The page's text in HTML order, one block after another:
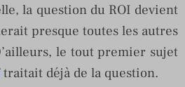
la question du ROI devient
presque toutes les autres
le tout premier sujet
traitait déjà de la question.